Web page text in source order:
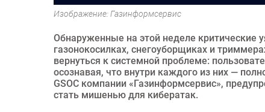
Изображение: Газинформсервис
Обнаруженные на этой неделе критические
газонокосилках, снегоуборщиках и
вернуться к системной проблеме:
осознавая, что внутри каждого из них —
GSOC компании «Газинформсервис»,
стать мишенью для кибератак.